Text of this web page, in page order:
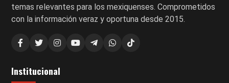
temas relevantes para los mexiquenses. Comprometidos
con la información veraz y oportuna desde 2015.
Institucional